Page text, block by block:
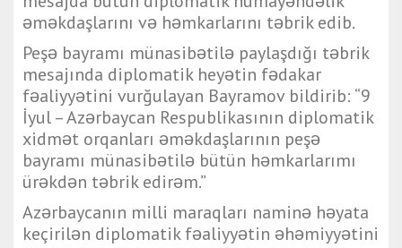
əməkdaşlarını və həmkarlarını təbrik edib.
Peşə bayramı münasibətilə paylaşdığı təbrik
mesajında diplomatik heyətin fədakar
fəaliyyətini vurğulayan Bayramov bildirib: “9
İyul – Azərbaycan Respublikasının diplomatik
xidmət orqanları əməkdaşlarının peşə
bayramı münasibətilə bütün həmkarlarımı
ürəkdən təbrik edirəm.”
Azərbaycanın milli maraqları naminə həyata
keçirilən diplomatik fəaliyyətin əhəmiyyətini